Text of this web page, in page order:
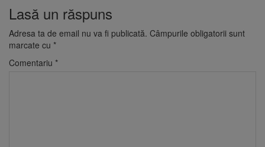
Lasă un răspuns
Adresa ta de email nu va fi publicată. Câmpurile obligatorii sunt
marcate cu *
Comentariu *